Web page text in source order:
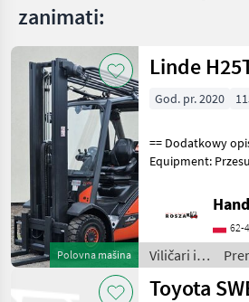
zanimati:
Polovna mašina
Linde
God. pr. 2020
== Dodatkowy
Equipment:
skok wideł
Stan: Bardzo
Możliwośc UDT Gorivo: Gas,
Tip tova: Trip
62-
Viličari i
skladišna
tehnika /
Toyota